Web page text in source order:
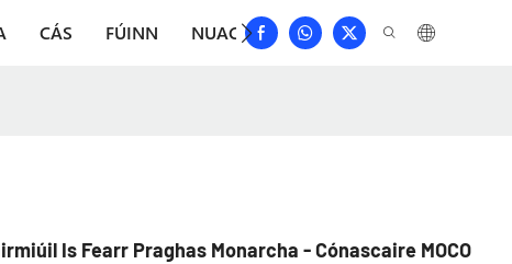
CÁS FÚINN NUACHT ÍOSLÓDÁIL DÉAN
Is Fearr Praghas Monarcha - Cónascaire MOCO